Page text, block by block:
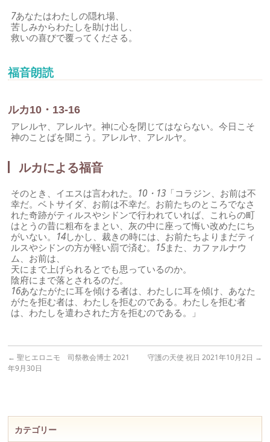
7あなたはわたしの隠れ場、
苦しみからわたしを助け出し、
救いの喜びで覆ってくださる。
福音朗読
ルカ10・13-16
アレルヤ、アレルヤ。神に心を閉じてはならない。今日こそ
神のことばを聞こう。アレルヤ、アレルヤ。
ルカによる福音
そのとき、イエスは言われた。 10・13 「コラジン、お前は不
幸だ。ベトサイダ、お前は不幸だ。お前たちのところでなさ
れた奇跡がティルスやシドンで行われていれば、これらの町
はとうの昔に粗布をまとい、灰の中に座って悔い改めたにち
がいない。 14しかし、裁きの時には、お前たちよりまだティ
ルスやシドンの方が軽い罰で済む。 15また、カファルナウ
ム、お前は、
天にまで上げられるとでも思っているのか。
陰府にまで落とされるのだ。
16あなたがたに耳を傾ける者は、わたしに耳を傾け、あなた
がたを拒む者は、わたしを拒むのである。わたしを拒む者
は、わたしを遣わされた方を拒むのである。」
← 聖ヒエロニモ 司祭教会博士 2021
年9月30日
守護の天使 祝日 2021年10月2日 →
カテゴリー